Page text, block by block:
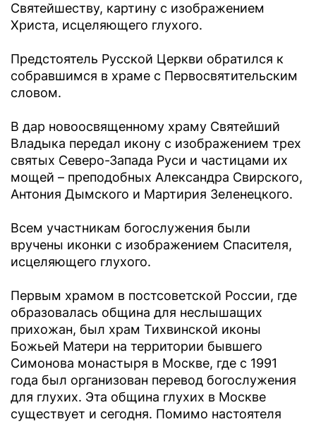
Святейшеству, картину с изображением
Христа, исцеляющего глухого.
Предстоятель Русской Церкви обратился к
собравшимся в храме с Первосвятительским
словом.
В дар новоосвященному храму Святейший
Владыка передал икону с изображением трех
святых Северо-Запада Руси и частицами их
мощей – преподобных Александра Свирского,
Антония Дымского и Мартирия Зеленецкого.
Всем участникам богослужения были
вручены иконки с изображением Спасителя,
исцеляющего глухого.
Первым храмом в постсоветской России, где
образовалась община для неслышащих
прихожан, был храм Тихвинской иконы
Божьей Матери на территории бывшего
Симонова монастыря в Москве, где с 1991
года был организован перевод богослужения
для глухих. Эта община глухих в Москве
существует и сегодня. Помимо настоятеля